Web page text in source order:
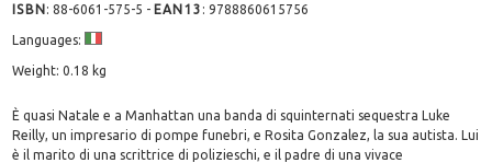
ISBN:88-6061-575-5 - EAN13 :9788860615756
Languages:
Weight: 0.18 kg
È quasi Natale e a Manhattan una banda di squinternati sequestra Luke
Reilly, un impresario di pompe funebri, e Rosita Gonzalez, la sua autista. Lui
è il marito di una scrittrice di polizieschi, e il padre di una vivace